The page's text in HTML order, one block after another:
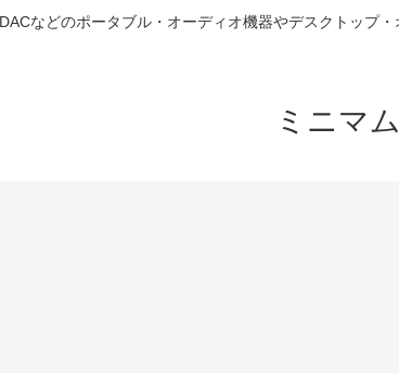
などのポータブル・オーディオ機器やデスクトップ
ミニマ